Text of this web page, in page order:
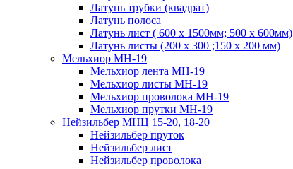
Латунь трубки (квадрат)
Латунь полоса
Латунь лист ( 600 х 1500мм; 500 х 600мм)
Латунь листы (200 х 300 ;150 х 200 мм)
Мельхиор МН-19
Мельхиор лента МН-19
Мельхиор листы МН-19
Мельхиор проволока МН-19
Мельхиор прутки МН-19
Нейзильбер МНЦ 15-20, 18-20
Нейзильбер пруток
Нейзильбер лист
Нейзильбер проволока